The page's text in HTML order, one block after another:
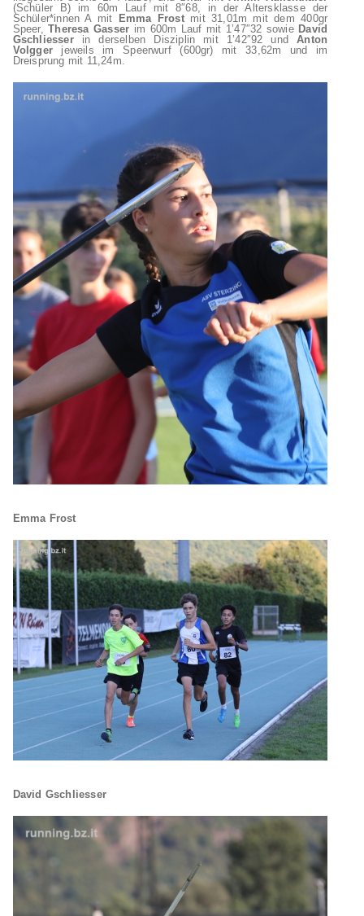
(Schüler B) im 60m Lauf mit 8″68, in der Altersklasse der
Schüler*innen A mit
Emma Frostmit 31,01m mit dem 400gr
Speer,Theresa Gasser im 600m Lauf mit 1’47″32 sowie David
Gschliesserin derselben Disziplin mit 1’42″92 undAnton
Volgger jeweils im Speerwurf (600gr) mit 33,62m und im
Dreisprung mit 11,24m.
Emma Frost
David Gschliesser